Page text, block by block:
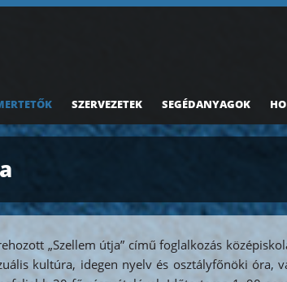
SZERVEZETEK SEGÉDANYAGOK
„Szellem útja” című foglalkozás
kultúra, idegen nyelv és osztályfőnöki